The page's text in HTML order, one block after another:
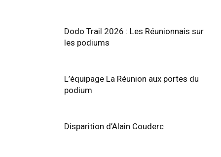
Dodo Trail 2026 : Les Réunionnais sur
les podiums
L’équipage La Réunion aux portes du
podium
Disparition d’Alain Couderc